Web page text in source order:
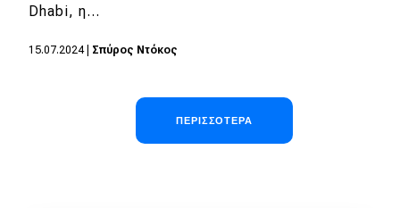
Dhabi, η…
15.07.2024| Σπύρος Ντόκος
ΠΕΡΙΣΣΌΤΕΡΑ